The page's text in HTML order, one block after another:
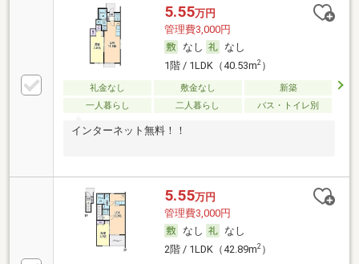
5.55万円
管理費3,000円
なし
なし
1階 / 1LDK（40.53m2）
礼金なし 敷金なし
新築
一人暮らし
二人暮らし バス・トイレ別
インターネット無料！！
5.55万円
管理費3,000円
なし
なし
2階 / 1LDK（42.89m2）